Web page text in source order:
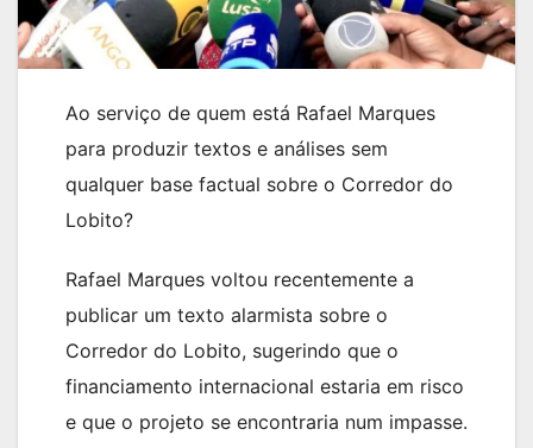
Ao serviço de quem está Rafael Marques
para produzir textos e análises sem
qualquer base factual sobre o Corredor do
Lobito?
Rafael Marques voltou recentemente a
publicar um texto alarmista sobre o
Corredor do Lobito, sugerindo que o
financiamento internacional estaria em risco
e que o projeto se encontraria num impasse.